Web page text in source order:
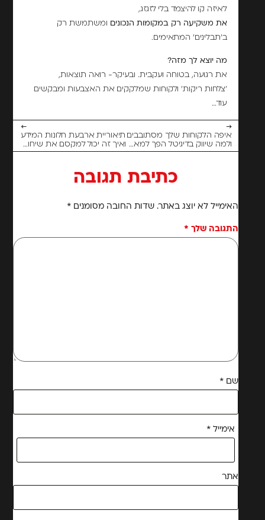
לאיזה קו להיצמד בלי לזגזג,
את משקיעה רק במקומות הנכונים
ומשתמשת רק
ב'תבלינים' המתאימים.
מה יוצא לך מזה?
את רגועה, בטוחה ועקבית. ובעיקר- רואה תוצאות,
'צלחות ריקות' ולקוחות שמלקקים את האצבעות ומבקשים
עוד…
→
איפה הלקוחות שלך מסתובבים
ולמה שיווק בדיגיטל הפך למאסט?
←
תיאוריית ארבעת חלונות המידע
ואיך זה יכול למקסם את שיחות המכירה שלך?
כתיבת תגובה
האימייל לא יוצג באתר. שדות החובה מסומנים *
התגובה שלך *
שם *
אימייל *
אתר